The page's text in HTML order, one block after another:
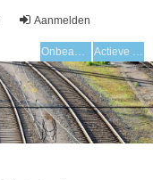
Aanmelden
Onbeantwoorde onderwerpen Actieve onderwerpen